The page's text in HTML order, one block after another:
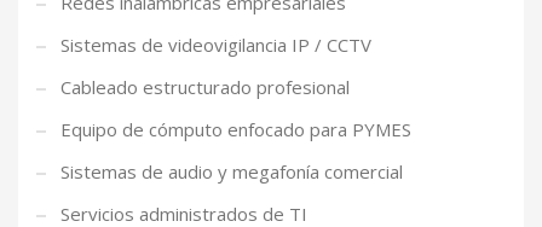
Sistemas de videovigilancia IP / CCTV
Cableado estructurado profesional
Equipo de cómputo enfocado para PYMES
Sistemas de audio y megafonía comercial
Servicios administrados de TI